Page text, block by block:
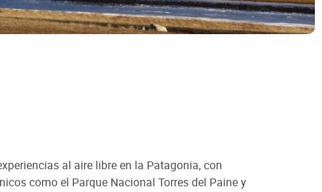
al aire libre en la Patagonia, con
como el Parque Nacional Torres del Paine y